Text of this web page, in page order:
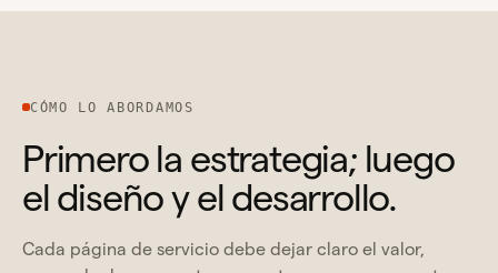
CÓMO LO ABORDAMOS
Primero la estrategia; luego
el diseño y el desarrollo.
Cada página de servicio debe dejar claro el valor,